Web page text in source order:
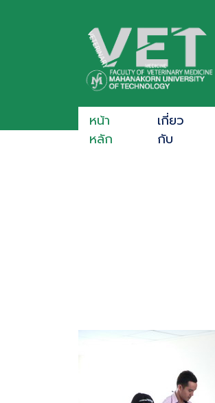
หน้า
หลัก
เกี่ยว
กับ